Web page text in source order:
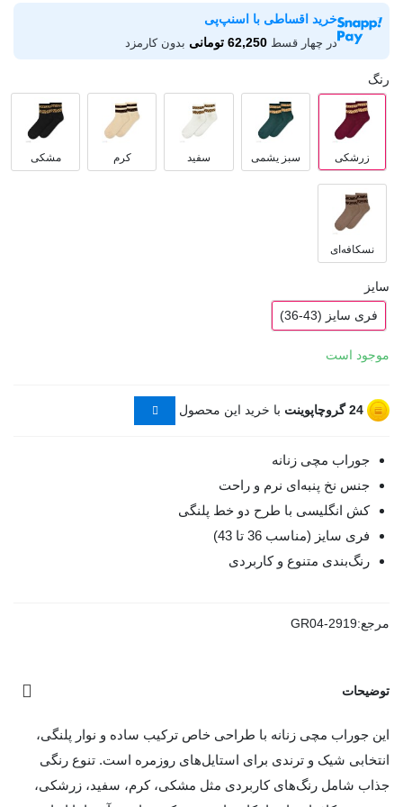
خرید اقساطی با اسنپ‌پی
در چهار قسط 62,250 تومانی بدون کارمزد
رنگ
زرشکی سبز یشمی سفید کرم مشکی
نسکافه‌ای
سایز
فری سایز (43-36)
موجود است
24گروچاپوینت با خرید این محصول
جوراب مچی زنانه
جنس نخ پنبه‌ای نرم و راحت
کش انگلیسی با طرح دو خط پلنگی
فری سایز (مناسب 36 تا 43)
رنگ‌بندی متنوع و کاربردی
مرجع:GR04-2919
توضیحات
این جوراب مچی زنانه با طراحی خاص ترکیب ساده و نوار پلنگی،
انتخابی شیک و ترندی برای استایل‌های روزمره است. تنوع رنگی
جذاب شامل رنگ‌های کاربردی مثل مشکی، کرم، سفید، زرشکی،